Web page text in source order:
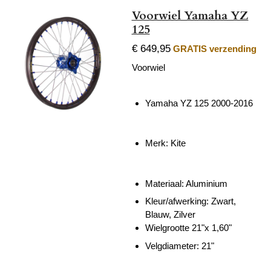
Voorwiel Yamaha YZ
125
€ 649,95 GRATIS verzending
Voorwiel
Yamaha YZ 125 2000-2016
Merk: Kite
Materiaal: Aluminium
Kleur/afwerking: Zwart,
Blauw, Zilver
Wielgrootte 21"x 1,60"
Velgdiameter: 21"